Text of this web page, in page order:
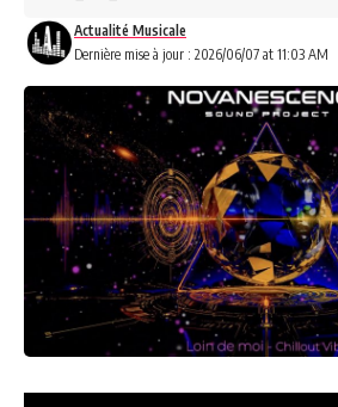
Dernière mise à jour : 2026/06/07 at 11:03 AM
Actualité Musicale